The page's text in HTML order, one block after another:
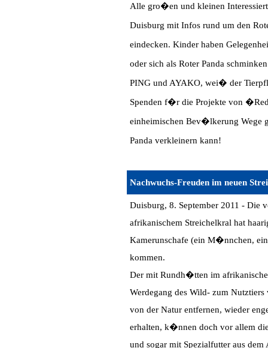
Alle gro�en und kleinen
Duisburg mit Infos rund um den
eindecken. Kinder haben
oder sich als Roter Panda
PING und AYAKO, wei� der
Spenden f�r die Projekte von
einheimischen Bev�lkerung Wege
Panda verkleinern kann!
Nachwuchs-Freuden im neuen
Duisburg, 8. September 2011 - Die
afrikanischem Streichelkral hat
Kamerunschafe (ein M�nnchen,
kommen.
Der mit Rundh�tten im
Werdegang des Wild- zum
von der Natur entfernen, wieder
erhalten, k�nnen doch vor allem
und sogar mit Spezialfutter aus